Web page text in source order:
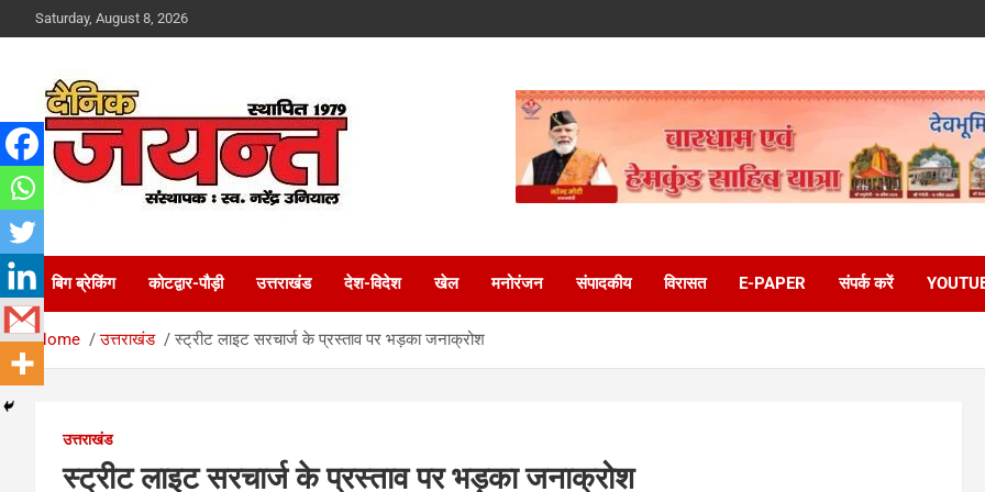
to
Saturday, August 8, 2026
Dainik Jayant
बिग ब्रेकिंग कोटद्वार-पौड़ी उत्तराखंड देश-विदेश खेल मनोरंजन संपादकीय विरासत E-PAPER संपर्क करें
Home उत्तराखंड स्ट्रीट लाइट सरचार्ज के प्रस्ताव पर भड़का जनाक्रोश
उत्तराखंड
स्ट्रीट लाइट सरचार्ज के प्रस्ताव पर भड़का जनाक्रोश